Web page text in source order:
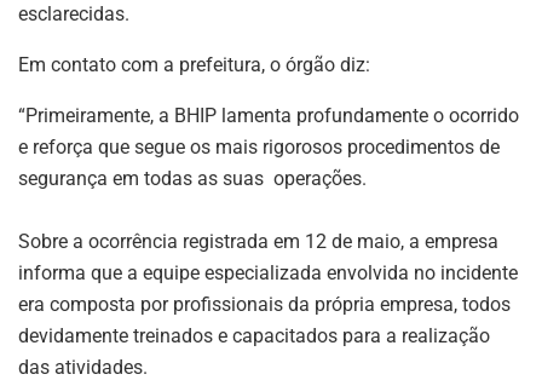
esclarecidas.
Em contato com a prefeitura, o órgão diz:
“Primeiramente, a BHIP lamenta profundamente o ocorrido
e reforça que segue os mais rigorosos procedimentos de
segurança em todas as suas operações.
Sobre a ocorrência registrada em 12 de maio, a empresa
informa que a equipe especializada envolvida no incidente
era composta por profissionais da própria empresa, todos
devidamente treinados e capacitados para a realização
das atividades.